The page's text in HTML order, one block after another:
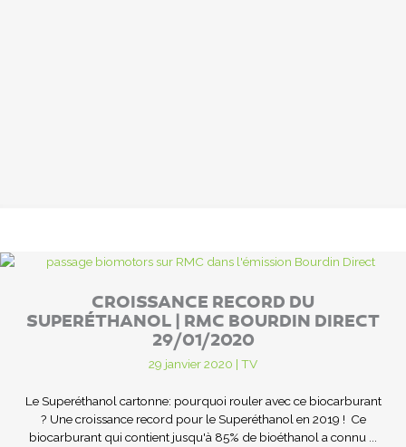
CROISSANCE RECORD DU
SUPERÉTHANOL | RMC BOURDIN DIRECT
29/01/2020
29 janvier 2020 | TV
Le Superéthanol cartonne: pourquoi rouler avec ce biocarburant
? Une croissance record pour le Superéthanol en 2019 ! Ce
biocarburant qui contient jusqu'à 85% de bioéthanol a connu ...